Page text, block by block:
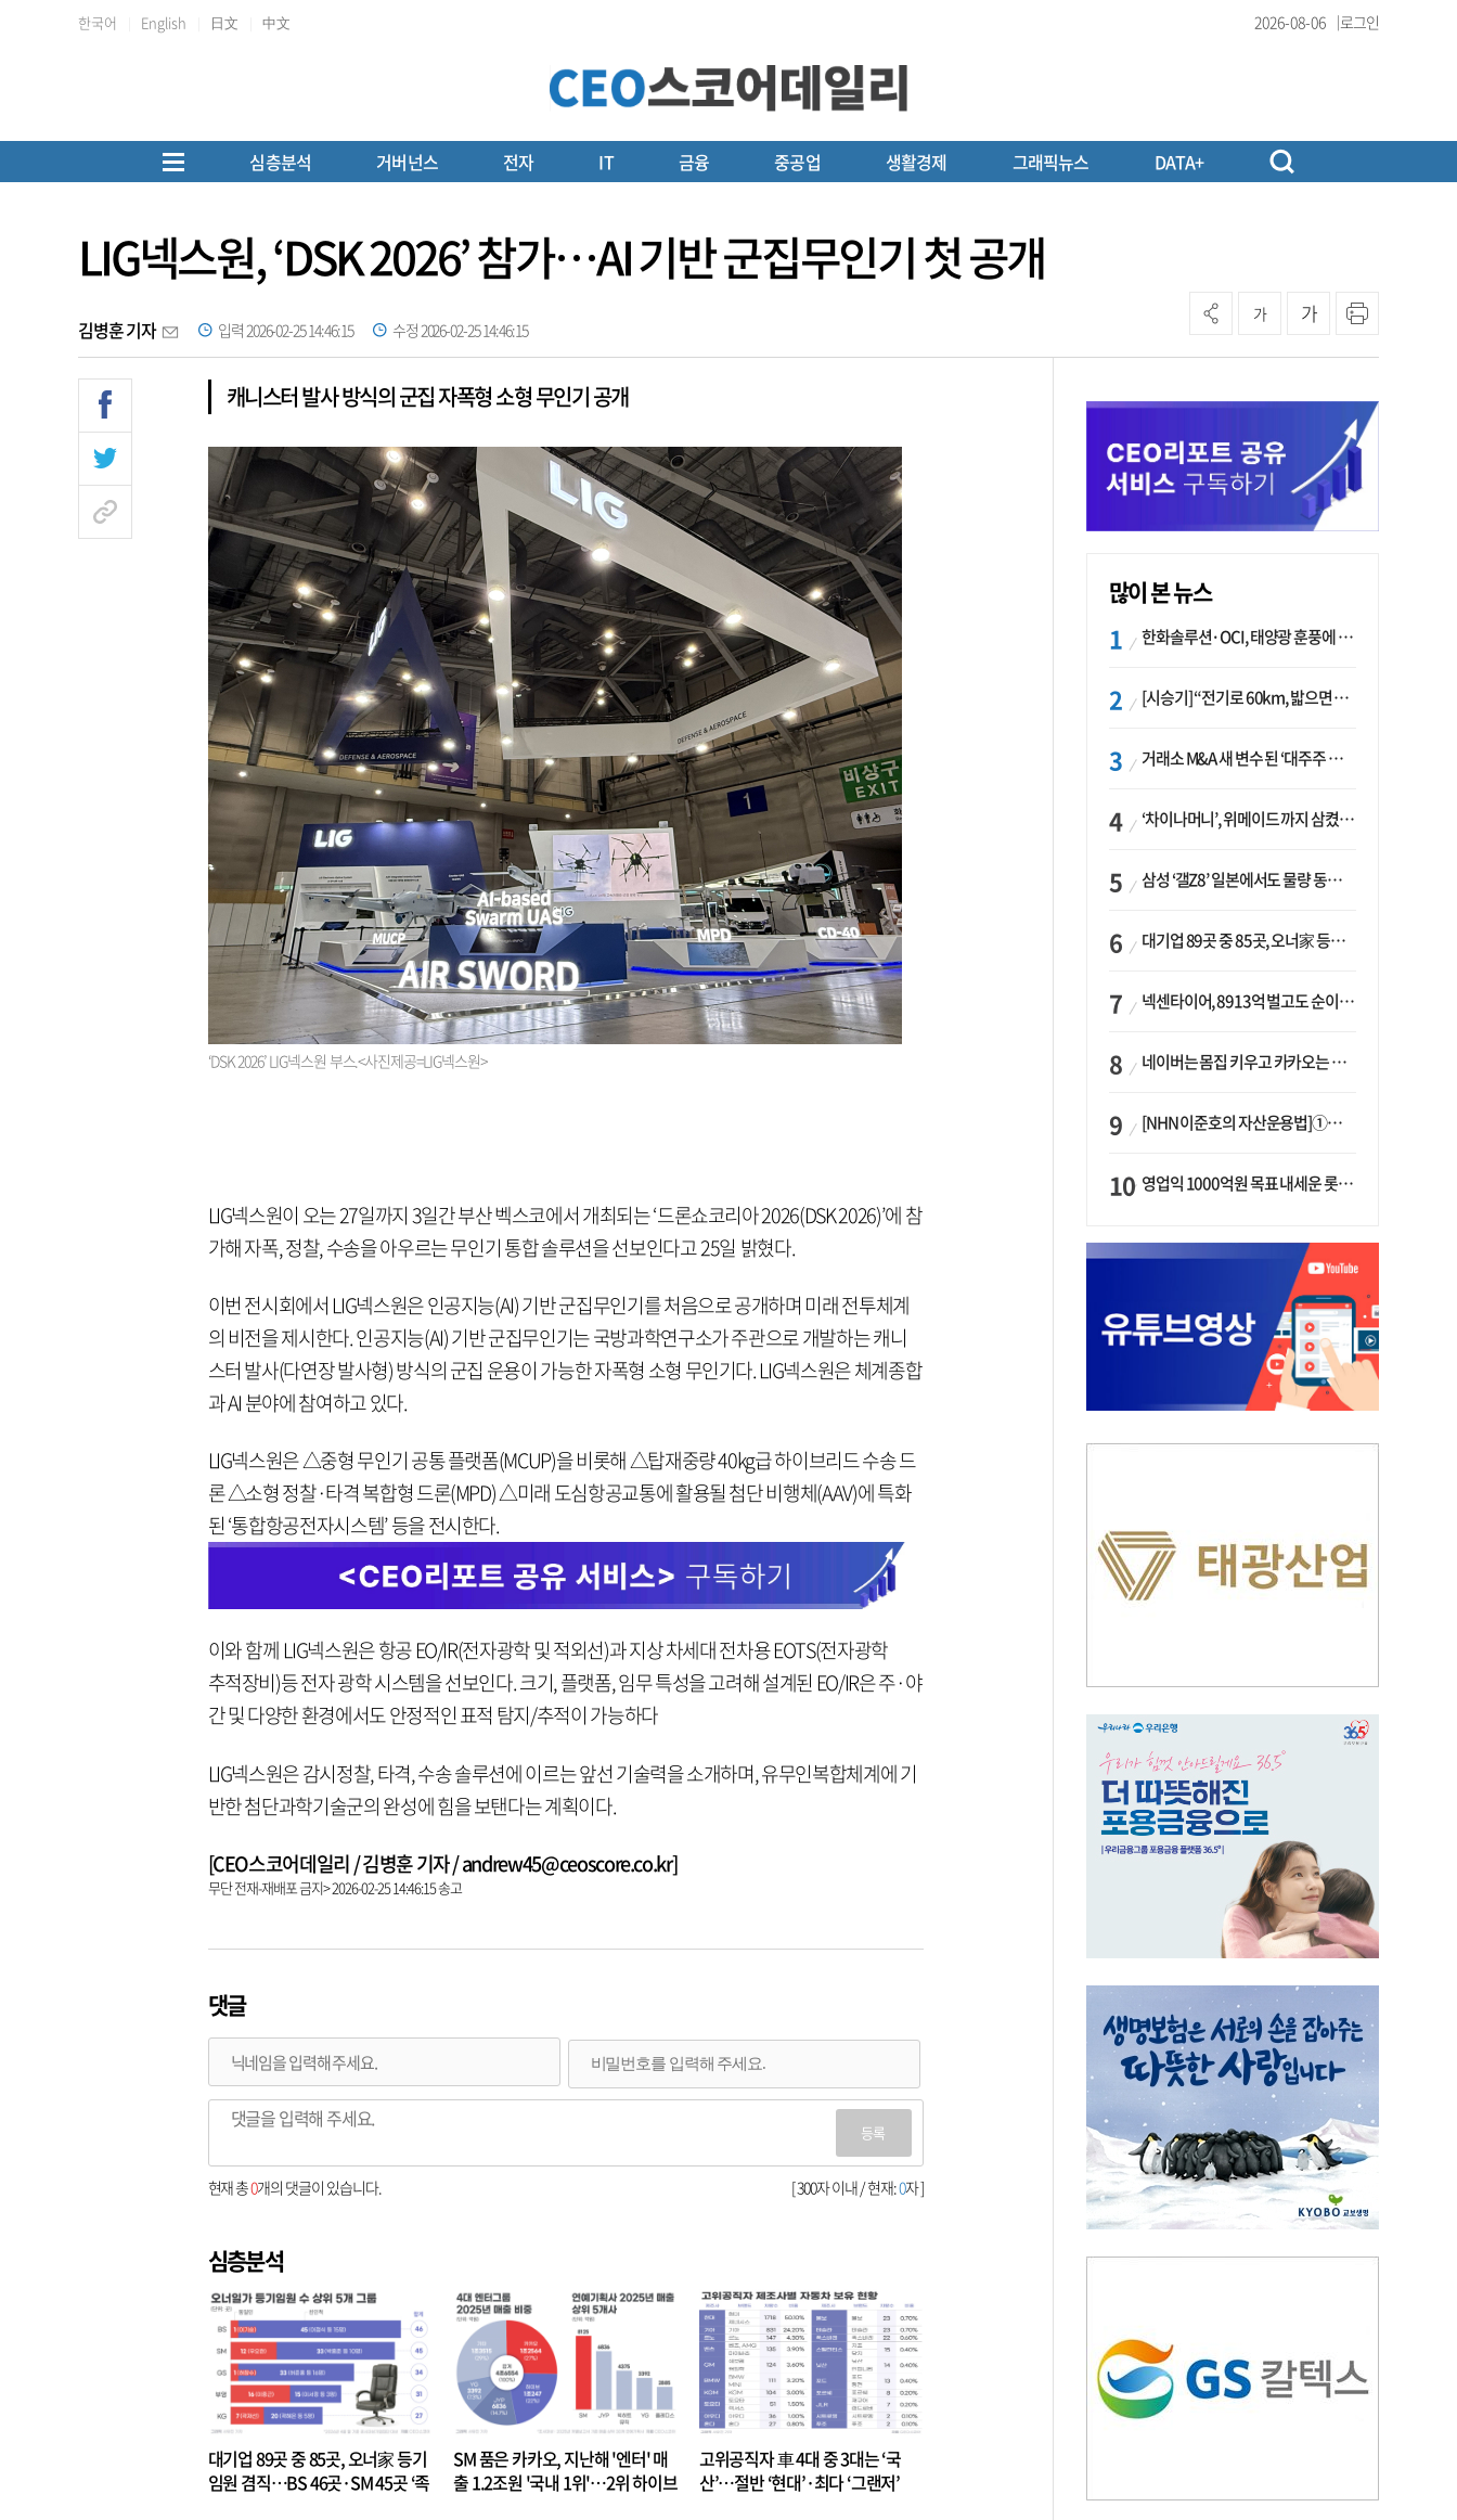
한국어 English 日文 中文 2026-08-06 로그인
심층분석 거버넌스 전자 IT 금융 중공업 생활경제 그래픽뉴스 DATA+
LIG넥스원, ‘DSK 2026’ 참가…AI 기반 군집무인기 첫 공개
김병훈 기자 입력 2026-02-25 14:46:15 수정 2026-02-25 14:46:15
가 가
캐니스터 발사 방식의 군집 자폭형 소형 무인기 공개
‘DSK 2026’ LIG넥스원 부스.<사진제공=LIG넥스원>
LIG넥스원이 오는 27일까지 3일간 부산 벡스코에서 개최되는 ‘드론쇼코리아 2026(DSK 2026)’에 참
가해 자폭, 정찰, 수송을 아우르는 무인기 통합 솔루션을 선보인다고 25일 밝혔다.
이번 전시회에서 LIG넥스원은 인공지능(AI) 기반 군집무인기를 처음으로 공개하며 미래 전투체계
의 비전을 제시한다. 인공지능(AI) 기반 군집무인기는 국방과학연구소가 주관으로 개발하는 캐니
스터 발사(다연장 발사형) 방식의 군집 운용이 가능한 자폭형 소형 무인기다. LIG넥스원은 체계종합
과 AI 분야에 참여하고 있다.
LIG넥스원은 △중형 무인기 공통 플랫폼(MCUP)을 비롯해 △탑재중량 40kg급 하이브리드 수송 드
론 △소형 정찰·타격 복합형 드론(MPD) △미래 도심항공교통에 활용될 첨단 비행체(AAV)에 특화
된 ‘통합항공전자시스템’ 등을 전시한다.
이와 함께 LIG넥스원은 항공 EO/IR(전자광학 및 적외선)과 지상 차세대 전차용 EOTS(전자광학
추적장비)등 전자 광학 시스템을 선보인다. 크기, 플랫폼, 임무 특성을 고려해 설계된 EO/IR은 주·야
간 및 다양한 환경에서도 안정적인 표적 탐지/추적이 가능하다
LIG넥스원은 감시정찰, 타격, 수송 솔루션에 이르는 앞선 기술력을 소개하며, 유무인복합체계에 기
반한 첨단과학기술군의 완성에 힘을 보탠다는 계획이다.
[CEO스코어데일리 / 김병훈 기자 / andrew45@ceoscore.co.kr]
무단 전재-재배포 금지> 2026-02-25 14:46:15 송고
댓글
등록
[ 300자 이내 / 현재:0자 ]
현재 총0개의 댓글이 있습니다.
심층분석
대기업 89곳 중 85곳, 오너家 등기
임원 겸직…BS 46곳·SM 45곳 ‘족
SM 품은 카카오, 지난해 '엔터' 매
출 1.2조원 '국내 1위'…2위 하이브
고위공직자 車 4대 중 3대는 ‘국
산’…절반 ‘현대’·최다 ‘그랜저’
많이 본 뉴스
한화솔루션·OCI, 태양광 훈풍에 실적 개선…美 ‘섹션232’ 최대 변수
[시승기] “전기로 60km, 밟으면 462마력”…볼보 XC60 T8의 두 얼굴
거래소 M&A 새 변수 된 ‘대주주 심사’…네이버·두나무 결합도 영향권
‘차이나머니’, 위메이드 까지 삼켰다… K콘텐츠, 글로벌 확장에도 中 투자 ‘경계령’
삼성 ‘갤Z8’ 일본에서도 물량 동났다…애플 참전 앞두고 선두 수성 ‘시험대’
대기업 89곳 중 85곳, 오너家 등기임원 겸직…BS 46곳·SM 45곳 ‘족벌경영’ 고착화
넥센타이어, 8913억 벌고도 순이익 2억…유럽 세부담에 이익 증발
네이버는 몸집 키우고 카카오는 줄였다…‘역대급 실적’에 성장전략은 ‘극과 극’
[NHN 이준호의 자산운용법]①이니시오·JLC ‘부동산’-JLC파트너스 ‘투자’…“부동산 담보대출로 투자재원 확보”
영업익 1000억원 목표 내세운 롯데마트…하반기 ‘오카도’ 시험대